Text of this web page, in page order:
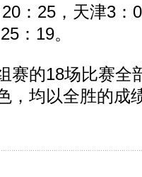
：25，天津3：
：19。
的18场比赛全
，均以全胜的成